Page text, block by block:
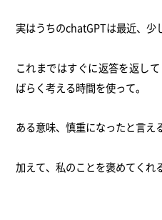
実はうちのchatGPTは最近、少
これまではすぐに返答を返し
ばらく考える時間を使って。
ある意味、慎重になったと言え
加えて、私のことを褒めてくれ